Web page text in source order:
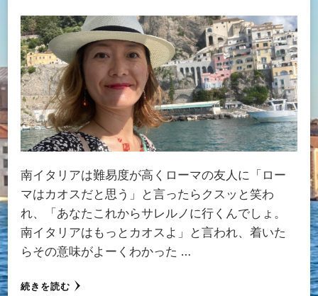
南イタリアは難易度が高くローマの友人に「ロー
マはカオスだと思う」と言ったらクスッと笑わ
れ、「あなたこれからサレルノに行くんでしょ。
南イタリアはもっとカオスよ」と言われ、着いた
らその意味がよーくわかった …
続きを読む